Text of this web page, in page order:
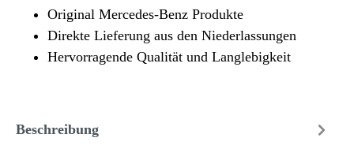
Original Mercedes-Benz Produkte
Direkte Lieferung aus den Niederlassungen
Hervorragende Qualität und Langlebigkeit
Beschreibung